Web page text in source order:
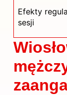
Efekty
sesji